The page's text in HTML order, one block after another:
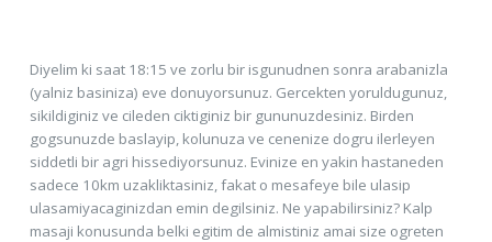
Diyelim ki saat 18:15 ve zorlu bir isgunudnen sonra arabanizla
(yalniz basiniza) eve donuyorsunuz. Gercekten yoruldugunuz,
sikildiginiz ve cileden ciktiginiz bir gununuzdesiniz. Birden
gogsunuzde baslayip, kolunuza ve cenenize dogru ilerleyen
siddetli bir agri hissediyorsunuz. Evinize en yakin hastaneden
sadece 10km uzakliktasiniz, fakat o mesafeye bile ulasip
ulasamiyacaginizdan emin degilsiniz. Ne yapabilirsiniz? Kalp
masaji konusunda belki egitim de almistiniz amai size ogreten